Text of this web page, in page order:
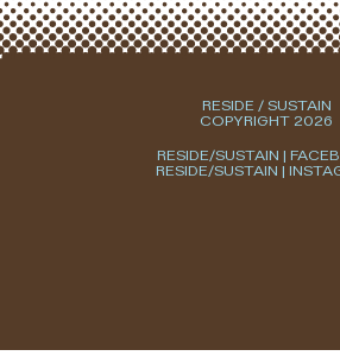
RESIDE / SUSTAIN
COPYRIGHT 2026
RESIDE/SUSTAIN |
RESIDE/SUSTAIN |